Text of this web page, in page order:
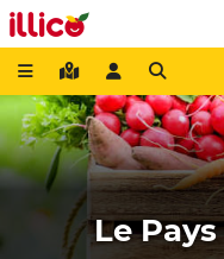
Le